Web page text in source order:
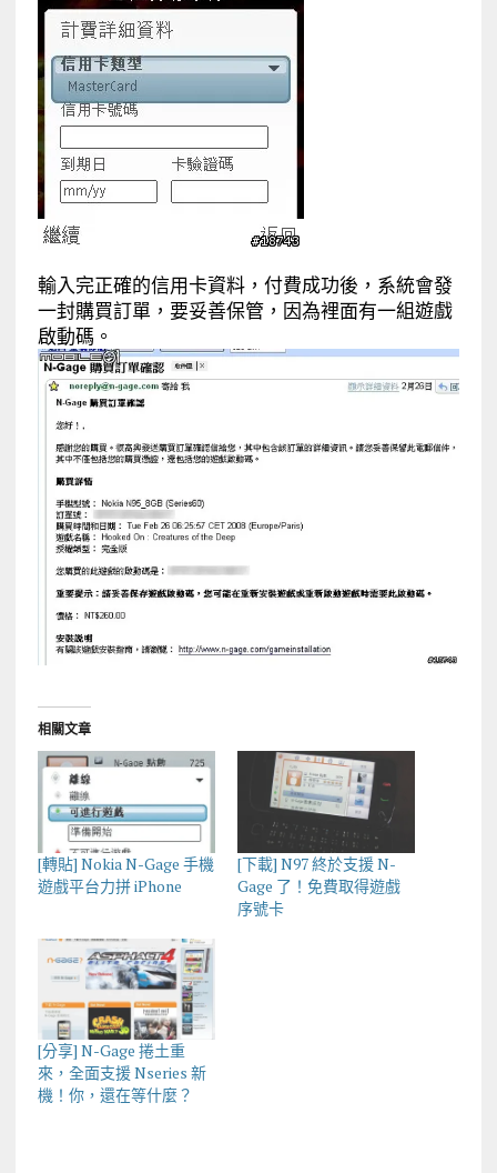
輸入完正確的信用卡資料，付費成功後，系統會發
一封購買訂單，要妥善保管，因為裡面有一組遊戲
啟動碼。
相關文章
[轉貼] Nokia N-Gage 手機
遊戲平台力拼 iPhone
[下載] N97 終於支援 N-
Gage 了！免費取得遊戲
序號卡
[分享] N-Gage 捲土重
來，全面支援 Nseries 新
機！你，還在等什麼？